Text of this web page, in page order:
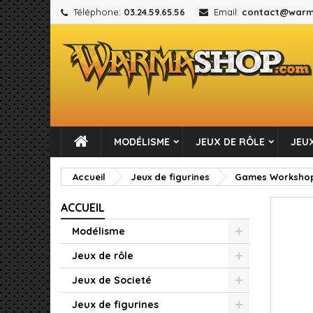
Téléphone: 03.24.59.65.56 Email:
MODÉLISME JEUX DE RÔLE
Accueil Jeux de figurines Games
ACCUEIL
Modélisme
Jeux de rôle
Jeux de Societé
Jeux de figurines
add_circle_outline